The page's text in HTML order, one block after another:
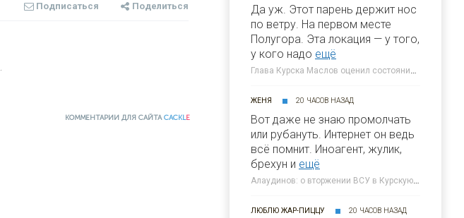
Подписаться Поделиться
КОММЕНТАРИИ ДЛЯ САЙТАCACKLE
Да уж. Этот парень держит нос
по ветру. На первом месте
Полугора. Этa локация — у того,
у кого надо ещё
Глава Курска Маслов оценил состояние требующих благоустройства локаций » 46ТВ Курское Интернет Телевидение
ЖЕНЯ 20 ЧАСОВ НАЗАД
Вот даже не знаю промолчать
или рубануть. Интернет он ведь
всё помнит. Иноагент, жулик,
брехун и ещё
Алаудинов: о вторжении ВСУ в Курскую область я узнал от гражданских людей » 46ТВ Курское Интернет Телевидение
ЛЮБЛЮ ЖАР-ПИЦЦУ 20 ЧАСОВ НАЗАД